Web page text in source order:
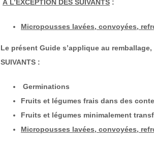
À L’EXCEPTION DES SUIVANTS :
Micropousses lavées, convoyées,
Le présent Guide s’applique au
SUIVANTS :
Germinations
Fruits et légumes frais dans des
Fruits et légumes minimalement
Micropousses lavées, convoyées,